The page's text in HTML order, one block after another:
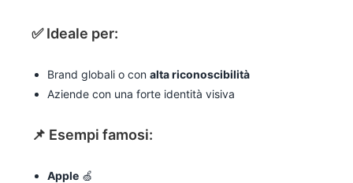
✅ Ideale per:
Brand globali o con alta riconoscibilità
Aziende con una forte identità visiva
📌 Esempi famosi:
Apple 🍏